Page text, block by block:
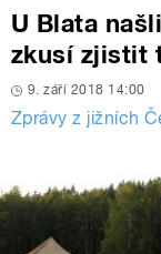
U Blata
zkusí zjistit
9. září 2018 14:00
Zprávy z jižních